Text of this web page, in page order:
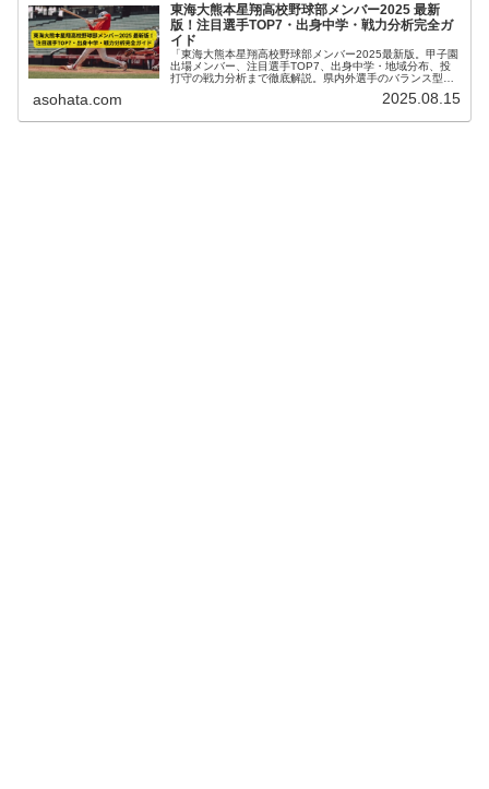
東海大熊本星翔高校野球部メンバー2025 最新
版！注目選手TOP7・出身中学・戦力分析完全ガ
イド
「東海大熊本星翔高校野球部メンバー2025最新版。甲子園
出場メンバー、注目選手TOP7、出身中学・地域分布、投
打守の戦力分析まで徹底解説。県内外選手のバランス型チ
asohata.com 2025.08.15